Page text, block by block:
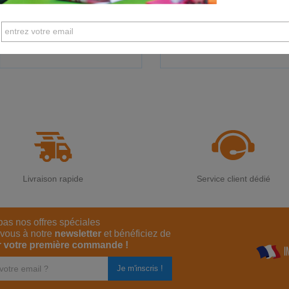
Papier affiche dos bleu 115grs
A partir de3,10€HT/ m²
Papier Affiche Fluo 115grs
A partir de5,11€HT/ m²
Livraison rapide Service client dédié
nos offres spéciales
à notre newsletter et bénéficiez de
votre première commande !